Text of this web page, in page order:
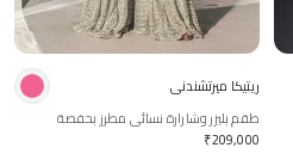
ريتيكا ميرتشندني
طقم بليزر وشارارة نسائي مطرز بحفصة
₹209,000